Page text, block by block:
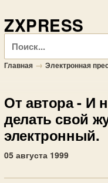
ZXPRESS
Поиск
Главная → Электронная
От автора- И
делать свой
электронный.
05 августа 1999